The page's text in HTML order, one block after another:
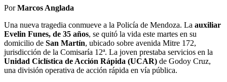
PorMarcos Anglada
Una nueva tragedia conmueve a la Policía de Mendoza. La auxiliar
Evelin Funes, de 35 años, se quitó la vida este martes en su
domicilio de San Martín, ubicado sobre avenida Mitre 172,
jurisdicción de la Comisaría 12ª. La joven prestaba servicios en la
Unidad Ciclística de Acción Rápida (UCAR) de Godoy Cruz,
una división operativa de acción rápida en vía pública.